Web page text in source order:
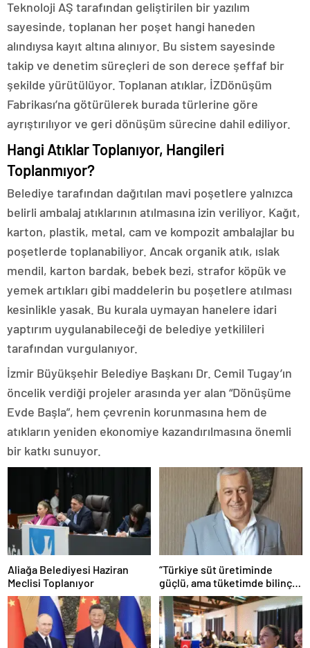
Teknoloji AŞ tarafından geliştirilen bir yazılım
sayesinde, toplanan her poşet hangi haneden
alındıysa kayıt altına alınıyor. Bu sistem sayesinde
takip ve denetim süreçleri de son derece şeffaf bir
şekilde yürütülüyor. Toplanan atıklar, İZDönüşüm
Fabrikası’na götürülerek burada türlerine göre
ayrıştırılıyor ve geri dönüşüm sürecine dahil ediliyor.
Hangi Atıklar Toplanıyor, Hangileri
Toplanmıyor?
Belediye tarafından dağıtılan mavi poşetlere yalnızca
belirli ambalaj atıklarının atılmasına izin veriliyor. Kağıt,
karton, plastik, metal, cam ve kompozit ambalajlar bu
poşetlerde toplanabiliyor. Ancak organik atık, ıslak
mendil, karton bardak, bebek bezi, strafor köpük ve
yemek artıkları gibi maddelerin bu poşetlere atılması
kesinlikle yasak. Bu kurala uymayan hanelere idari
yaptırım uygulanabileceği de belediye yetkilileri
tarafından vurgulanıyor.
İzmir Büyükşehir Belediye Başkanı Dr. Cemil Tugay’ın
öncelik verdiği projeler arasında yer alan “Dönüşüme
Evde Başla”, hem çevrenin korunmasına hem de
atıkların yeniden ekonomiye kazandırılmasına önemli
bir katkı sunuyor.
Aliağa Belediyesi Haziran
Meclisi Toplanıyor
“Türkiye süt üretiminde
güçlü, ama tüketimde bilinç
şart”